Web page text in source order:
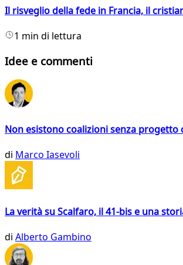
Il risveglio della fede in Francia, il
1 min di lettura
Idee e commenti
Non esistono coalizioni senza progetto
di Marco Iasevoli
La verità su Scalfaro, il 41-bis e una
di Alberto Gambino